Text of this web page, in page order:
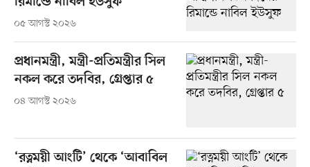
০৫ আগস্ট ২০২৬
প্রধানমন্ত্রী, মন্ত্রী-প্রতিমন্ত্রীর সিল
নকল করে তদবির, গ্রেপ্তার ৫
০৪ আগস্ট ২০২৬
‘রত্নময়ী আংটি’ থেকে ‘আবাবিল